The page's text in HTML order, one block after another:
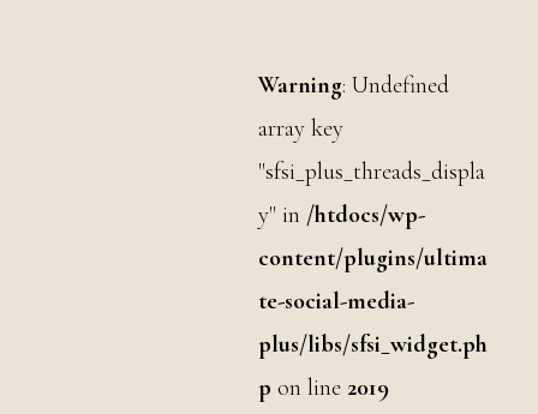
Warning: Undefined
array key
"sfsi_plus_threads_displa
y" in /htdocs/wp-
content/plugins/ultima
te-social-media-
plus/libs/sfsi_widget.ph
p on line 2019